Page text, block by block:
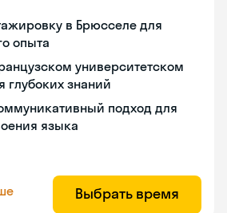
в Брюсселе для
опыта
университетском
глубоких знаний
подход для
языка
Выбрать время